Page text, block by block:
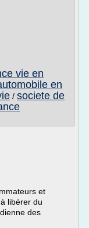
vie en
en
/ societe de
et
libérer du
des